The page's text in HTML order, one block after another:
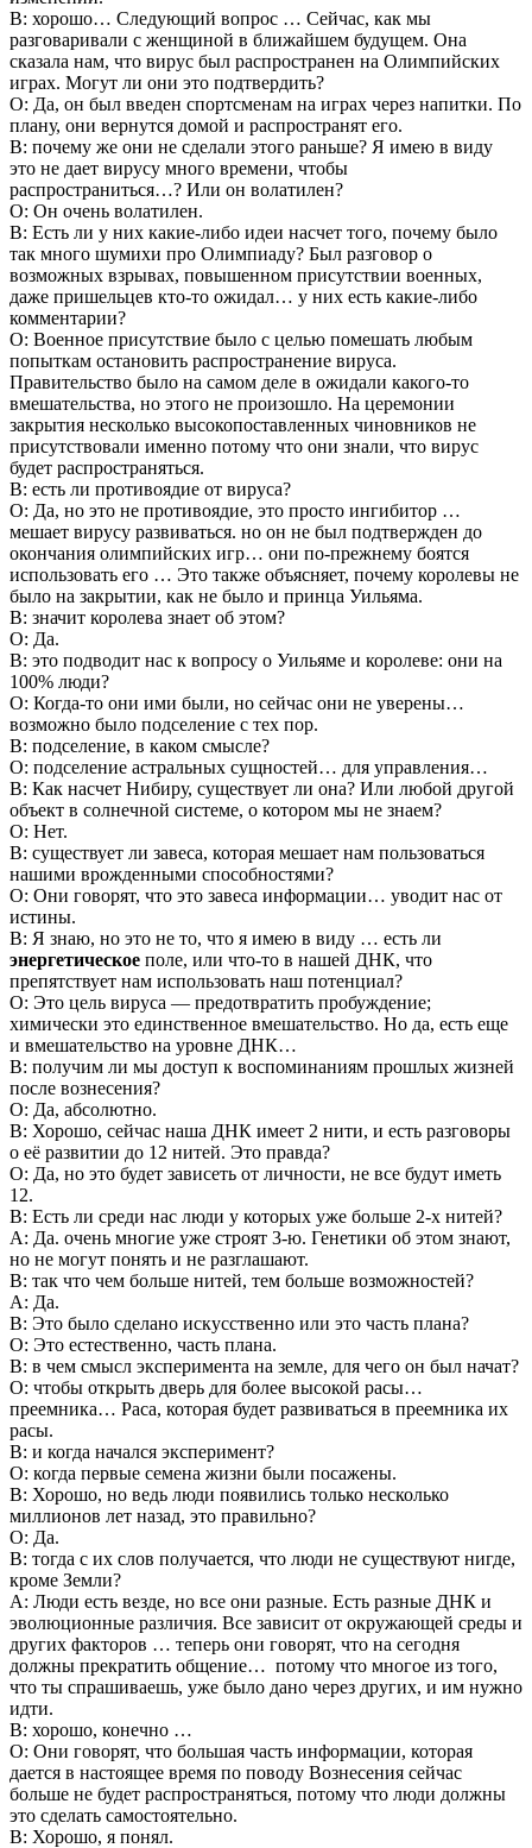
В: хорошо… Следующий вопрос … Сейчас, как мы
разговаривали с женщиной в ближайшем будущем. Она
сказала нам, что вирус был распространен на Олимпийских
играх. Могут ли они это подтвердить?
О: Да, он был введен спортсменам на играх через напитки. По
плану, они вернутся домой и распространят его.
В: почему же они не сделали этого раньше? Я имею в виду
это не дает вирусу много времени, чтобы
распространиться…? Или он волатилен?
О: Он очень волатилен.
В: Есть ли у них какие-либо идеи насчет того, почему было
так много шумихи про Олимпиаду? Был разговор о
возможных взрывах, повышенном присутствии военных,
даже пришельцев кто-то ожидал… у них есть какие-либо
комментарии?
О: Военное присутствие было с целью помешать любым
попыткам остановить распространение вируса.
Правительство было на самом деле в ожидали какого-то
вмешательства, но этого не произошло. На церемонии
закрытия несколько высокопоставленных чиновников не
присутствовали именно потому что они знали, что вирус
будет распространяться.
В: есть ли противоядие от вируса?
О: Да, но это не противоядие, это просто ингибитор …
мешает вирусу развиваться. но он не был подтвержден до
окончания олимпийских игр… они по-прежнему боятся
использовать его … Это также объясняет, почему королевы не
было на закрытии, как не было и принца Уильяма.
В: значит королева знает об этом?
О: Да.
В: это подводит нас к вопросу о Уильяме и королеве: они на
100% люди?
О: Когда-то они ими были, но сейчас они не уверены…
возможно было подселение с тех пор.
В: подселение, в каком смысле?
О: подселение астральных сущностей… для управления…
В: Как насчет Нибиру, существует ли она? Или любой другой
объект в солнечной системе, о котором мы не знаем?
О: Нет.
В: существует ли завеса, которая мешает нам пользоваться
нашими врожденными способностями?
О: Они говорят, что это завеса информации… уводит нас от
истины.
В: Я знаю, но это не то, что я имею в виду … есть ли
энергетическое поле, или что-то в нашей ДНК, что
препятствует нам использовать наш потенциал?
О: Это цель вируса — предотвратить пробуждение;
химически это единственное вмешательство. Но да, есть еще
и вмешательство на уровне ДНК…
В: получим ли мы доступ к воспоминаниям прошлых жизней
после вознесения?
О: Да, абсолютно.
В: Хорошо, сейчас наша ДНК имеет 2 нити, и есть разговоры
о её развитии до 12 нитей. Это правда?
О: Да, но это будет зависеть от личности, не все будут иметь
12.
В: Есть ли среди нас люди у которых уже больше 2-х нитей?
A: Да. очень многие уже строят 3-ю. Генетики об этом знают,
но не могут понять и не разглашают.
В: так что чем больше нитей, тем больше возможностей?
A: Да.
В: Это было сделано искусственно или это часть плана?
О: Это естественно, часть плана.
В: в чем смысл эксперимента на земле, для чего он был начат?
О: чтобы открыть дверь для более высокой расы…
преемника… Раса, которая будет развиваться в преемника их
расы.
В: и когда начался эксперимент?
О: когда первые семена жизни были посажены.
В: Хорошо, но ведь люди появились только несколько
миллионов лет назад, это правильно?
О: Да.
В: тогда с их слов получается, что люди не существуют нигде,
кроме Земли?
A: Люди есть везде, но все они разные. Есть разные ДНК и
эволюционные различия. Все зависит от окружающей среды и
других факторов … теперь они говорят, что на сегодня
должны прекратить общение… потому что многое из того,
что ты спрашиваешь, уже было дано через других, и им нужно
идти.
В: хорошо, конечно …
О: Они говорят, что большая часть информации, которая
дается в настоящее время по поводу Вознесения сейчас
больше не будет распространяться, потому что люди должны
это сделать самостоятельно.
В: Хорошо, я понял.